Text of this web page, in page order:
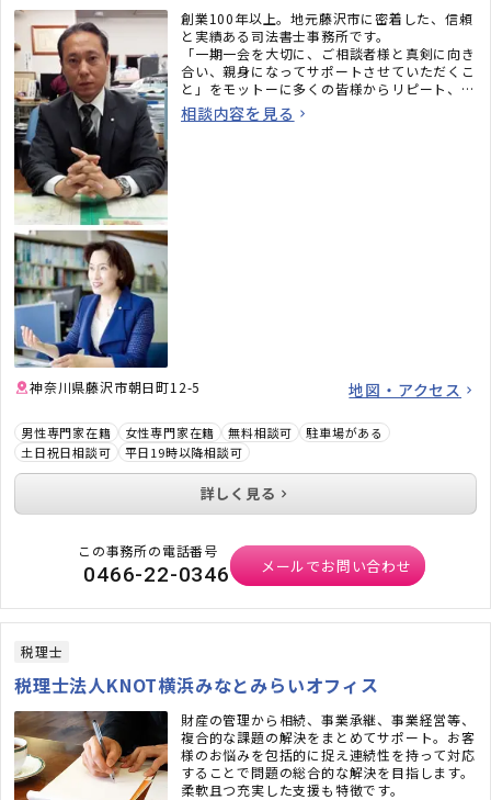
創業100年以上。地元藤沢市に密着した、信頼
と実績ある司法書士事務所です。
「一期一会を大切に、ご相談者様と真剣に向き
合い、親身になってサポートさせていただくこ
と」をモットーに多くの皆様からリピート、ご
支持をいただいております。
相談内容を見る
神奈川県藤沢市朝日町12-5 地図・アクセス
男性専門家在籍 女性専門家在籍 無料相談可
駐車場がある
土日祝日相談可
平日19時以降相談可
詳しく見る
この事務所の電話番号
0466-22-0346 メールでお問い合わせ
税理士
税理士法人KNOT横浜みなとみらいオフィス
財産の管理から相続、事業承継、事業経営等、
複合的な課題の解決をまとめてサポート。お客
様のお悩みを包括的に捉え連続性を持って対応
することで問題の総合的な解決を目指します。
柔軟且つ充実した支援も特徴です。